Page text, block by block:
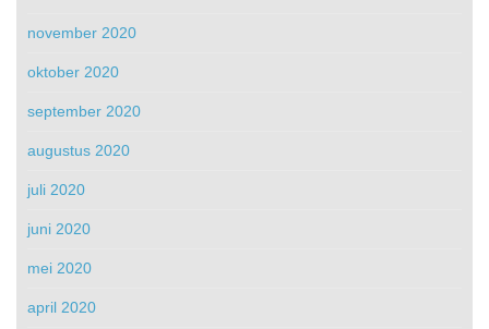
november 2020
oktober 2020
september 2020
augustus 2020
juli 2020
juni 2020
mei 2020
april 2020